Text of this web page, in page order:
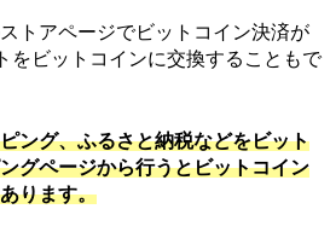
トアページでビットコイン決済が
をビットコインに交換することもで
ング、ふるさと納税などをビット
グページから行うとビットコイン
ります。